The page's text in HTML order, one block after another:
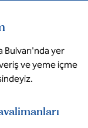
Bulvarı'nda yer
ve yeme içme